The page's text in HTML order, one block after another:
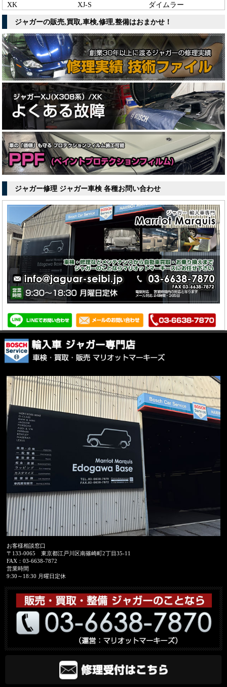
XK XJ-S ダイムラー
ジャガーの販売,買取,車検,修理,整備はおまかせ！
ジャガー修理 ジャガー車検 各種お問い合わせ
お客様相談窓口
〒133-0065
東京都江戸川区南篠崎町2丁目35-11
FAX：03-6638-7872
営業時間
9:30～18:30 月曜日定休